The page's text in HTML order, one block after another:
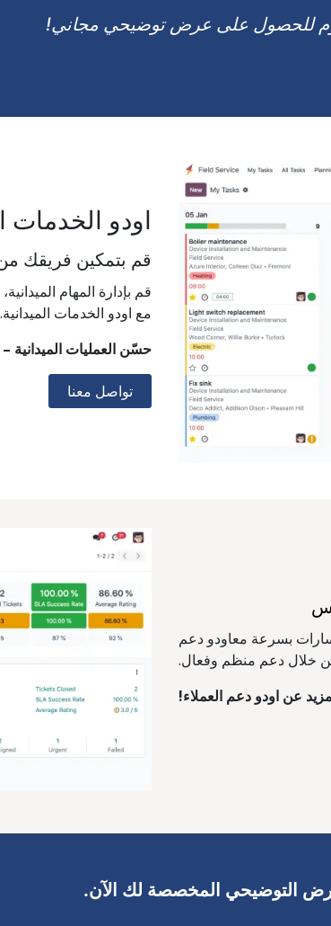
للحصول على عرض توضيحي مجاني!
اودو الخدمات
قم بتمكين فريقك
قم بإدارة المهام
مع اودو الخدمات
حسّن العمليات الميدانية
تواصل معنا
بسرعة معاودو دعم
من خلال دعم منظم وفعال.
عن اودو دعم العملاء!
التوضيحي المخصصة لك الآن.